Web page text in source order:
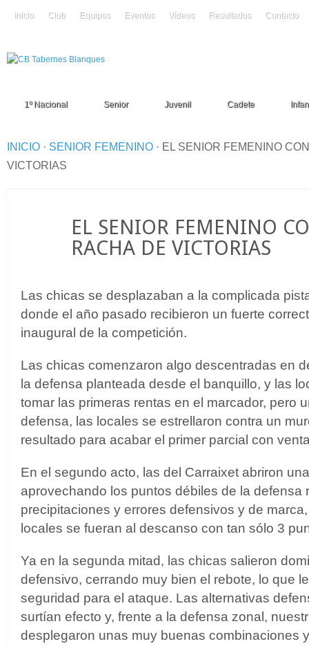
Inicio Club Equipos Eventos Vídeos Resultados Contacto
1º Nacional Senior Juvenil Cadete
INICIO · SENIOR FEMENINO · EL SENIOR FEMENINO
VICTORIAS
EL SENIOR FEMENINO
RACHA DE VICTORIAS
Las chicas se desplazaban a la complicada
donde el año pasado recibieron un fuerte
inaugural de la competición.
Las chicas comenzaron algo descentradas en
la defensa planteada desde el banquillo, y las
tomar las primeras rentas en el marcador, pero
defensa, las locales se estrellaron contra un
resultado para acabar el primer parcial con
En el segundo acto, las del Carraixet abriron
aprovechando los puntos débiles de la defensa
precipitaciones y errores defensivos y de
locales se fueran al descanso con tan sólo 3
Ya en la segunda mitad, las chicas salieron
defensivo, cerrando muy bien el rebote, lo que
seguridad para el ataque. Las alternativas
surtían efecto y, frente a la defensa zonal,
desplegaron unas muy buenas combinaciones